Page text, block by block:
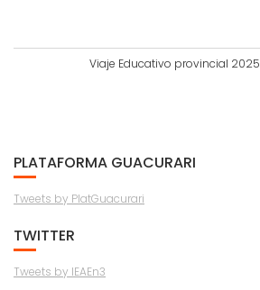
Viaje Educativo provincial 2025
PLATAFORMA GUACURARI
Tweets by PlatGuacurari
TWITTER
Tweets by IEAEn3